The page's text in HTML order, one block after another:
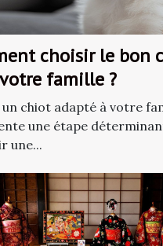
choisir le bon
famille ?
un chiot adapté à votre
une étape
une...